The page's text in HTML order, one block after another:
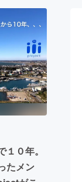
真
・ガジェット
起業
地域活性化
０年。
たメン